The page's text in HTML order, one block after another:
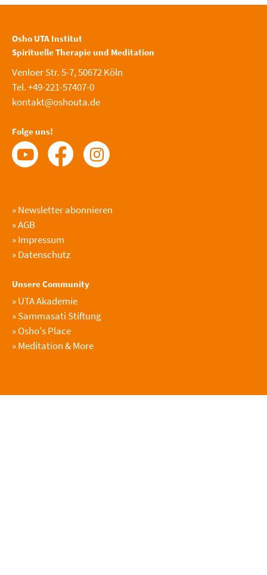
Osho UTA Institut
Spirituelle Therapie und Meditation
Venloer Str. 5-7, 50672 Köln
Tel. +49-221-57407-0
kontakt@oshouta.de
Folge uns!
»Newsletter abonnieren
»AGB
»Impressum
»Datenschutz
Unsere Community
»UTA Akademie
»Sammasati Stiftung
»Osho's Place
»Meditation & More